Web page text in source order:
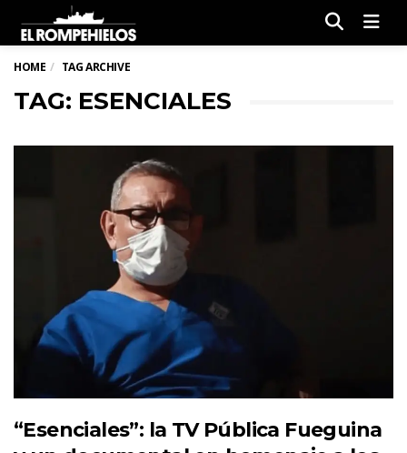
HOME TAG ARCHIVE
TAG: ESENCIALES
“Esenciales”: la TV Pública Fueguina